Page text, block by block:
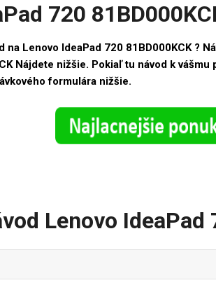
720
na Lenovo IdeaPad 720 81BD000KCK ?
Nájdete nižšie. Pokiaľ tu návod k
formulára nižšie.
Lenovo IdeaPad